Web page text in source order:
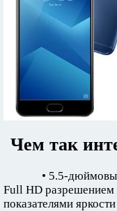
Чем так
• 5.5-
Full HD разрешением
показателями